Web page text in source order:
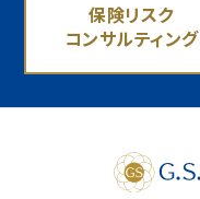
保険リスク
コンサルティング